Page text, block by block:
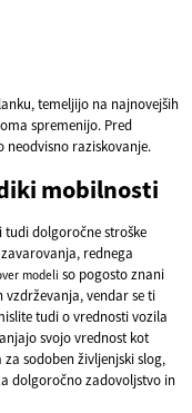
temeljijo na najnovejših
spremenijo. Pred
raziskovanje.
mobilnosti
tudi dolgoročne stroške
rednega
modeli so pogosto znani
vendar se ti
tudi o vrednosti vozila
svojo vrednost kot
za sodoben življenjski slog,
dolgoročno zadovoljstvo in